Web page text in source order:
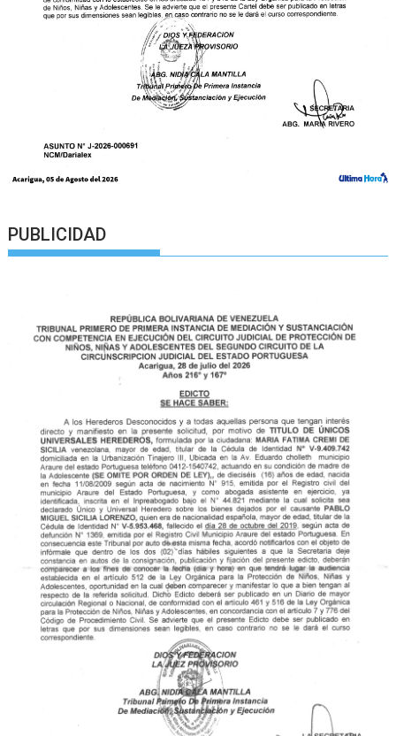
PUBLICIDAD